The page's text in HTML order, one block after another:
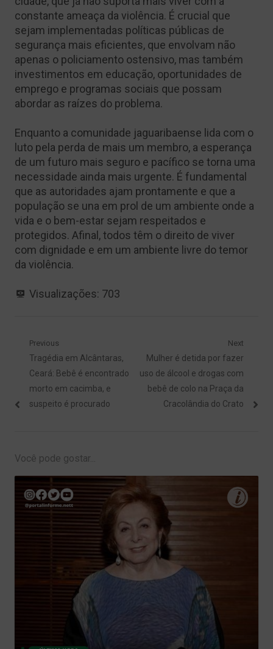
constante ameaça da violência. É crucial que
sejam implementadas políticas públicas de
segurança mais eficientes, que envolvam não
apenas o policiamento ostensivo, mas também
investimentos em educação, oportunidades de
emprego e programas sociais que possam
abordar as raízes do problema.
Enquanto a comunidade jaguaribaense lida com o
luto pela perda de mais um membro, a esperança
de um futuro mais seguro e pacífico se torna uma
necessidade ainda mais urgente. É fundamental
que as autoridades ajam prontamente e que a
população se una em prol de um ambiente onde a
vida e o bem-estar sejam respeitados e
protegidos. Afinal, todos têm o direito de viver
com dignidade e em um ambiente livre do temor
da violência.
Visualizações: 703
Navegação
de
Post
Previous
Previous
post:
Tragédia em Alcântaras,
Ceará: Bebê é encontrado
morto em cacimba, e
suspeito é procurado
Next
Next
post:
Mulher é detida por fazer
uso de álcool e drogas com
bebê de colo na Praça da
Cracolândia do Crato
Você pode gostar...